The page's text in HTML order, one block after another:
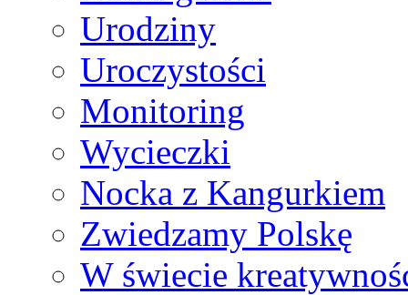
Urodziny
Uroczystości
Monitoring
Wycieczki
Nocka z Kangurkiem
Zwiedzamy Polskę
W świecie